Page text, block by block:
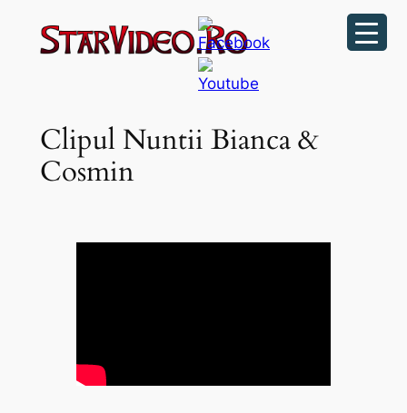
Clipul Nuntii Bianca &
Cosmin